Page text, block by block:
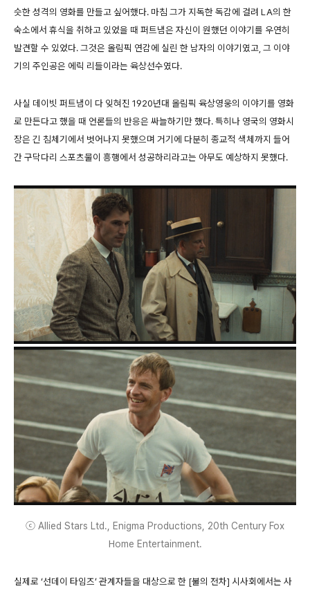
슷한 성격의 영화를 만들고 싶어했다. 마침 그가 지독한 독감에 걸려 LA의 한
숙소에서 휴식을 취하고 있었을 때 퍼트냄은 자신이 원했던 이야기를 우연히
발견할 수 있었다. 그것은 올림픽 연감에 실린 한 남자의 이야기였고, 그 이야
기의 주인공은 에릭 리들이라는 육상선수였다.
사실 데이빗 퍼트냄이 다 잊혀진 1920년대 올림픽 육상영웅의 이야기를 영화
로 만든다고 했을 때 언론들의 반응은 싸늘하기만 했다. 특히나 영국의 영화시
장은 긴 침체기에서 벗어나지 못했으며 거기에 다분히 종교적 색체까지 들어
간 구닥다리 스포츠물이 흥행에서 성공하리라고는 아무도 예상하지 못했다.
ⓒ Allied Stars Ltd., Enigma Productions, 20th Century Fox
Home Entertainment.
실제로 ‘선데이 타임즈’ 관계자들을 대상으로 한 [불의 전차] 시사회에서는 사